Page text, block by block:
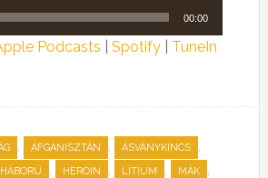
00:00
Podcasts Spotify| TuneIn
, AFGANISZTÁN , ÁSVÁNYKINCS ,
HÁBORÚ , HEROIN , LÍTIUM , MÁK ,